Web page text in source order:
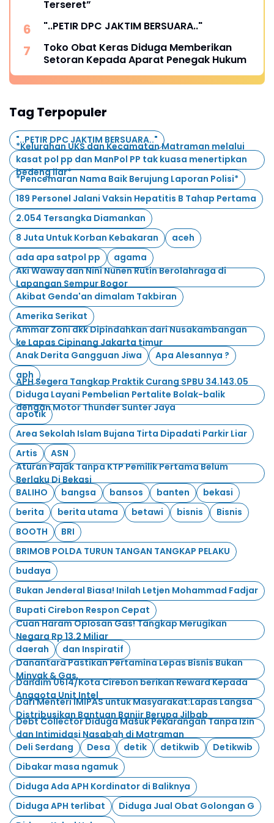
Terseret”
"..PETIR DPC JAKTIM BERSUARA.."
Toko Obat Keras Diduga Memberikan
Setoran Kepada Aparat Penegak Hukum
Tag Terpopuler
"..PETIR DPC JAKTIM BERSUARA.."
*Kelurahan UKS dan Kecamatan Matraman melalui
kasat pol pp dan ManPol PP tak kuasa menertipkan
bedeng liar*
*Pencemaran Nama Baik Berujung Laporan Polisi*
189 Personel Jalani Vaksin Hepatitis B Tahap Pertama
2.054 Tersangka Diamankan
8 Juta Untuk Korban Kebakaran
aceh
ada apa satpol pp
agama
Aki Waway dan Nini Nunen Rutin Berolahraga di
Lapangan Sempur Bogor
Akibat Genda'an dimalam Takbiran
Amerika Serikat
Ammar Zoni dkk Dipindahkan dari Nusakambangan
ke Lapas Cipinang Jakarta timur
Anak Derita Gangguan Jiwa
Apa Alesannya ?
aph
APH Segera Tangkap Praktik Curang SPBU 34.143.05
Diduga Layani Pembelian Pertalite Bolak-balik
dengan Motor Thunder Sunter Jaya
apotik
Area Sekolah Islam Bujana Tirta Dipadati Parkir Liar
Artis
ASN
Aturan Pajak Tanpa KTP Pemilik Pertama Belum
Berlaku Di Bekasi
BALIHO
bangsa bansos banten
bekasi
berita
berita utama betawi bisnis
Bisnis
BOOTH
BRI
BRIMOB POLDA TURUN TANGAN TANGKAP PELAKU
budaya
Bukan Jenderal Biasa! Inilah Letjen Mohammad Fadjar
Bupati Cirebon Respon Cepat
Cuan Haram Oplosan Gas! Tangkap Merugikan
Negara Rp 13.2 Miliar
daerah
dan Inspiratif
Danantara Pastikan Pertamina Lepas Bisnis Bukan
Minyak & Gas
Dandim 0614/Kota Cirebon berikan Reward Kepada
Anggota Unit Intel
Dari Menteri IMIPAS untuk Masyarakat:Lapas Langsa
Distribusikan Bantuan Banjir Berupa Jilbab
Debt Collector Diduga Masuk Pekarangan Tanpa Izin
dan Intimidasi Nasabah di Matraman
Deli Serdang
Desa detik detikwib
Detikwib
Dibakar masa ngamuk
Diduga Ada APH Kordinator di Baliknya
Diduga APH terlibat
Diduga Jual Obat Golongan G